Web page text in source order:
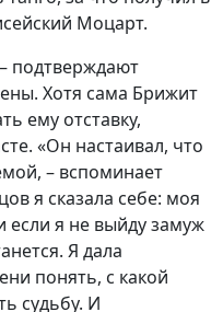
Моцарт.
подтверждают
Хотя сама Брижит
ему отставку,
«Он настаивал, что
– вспоминает
я сказала себе: моя
если я не выйду замуж
Я дала
понять, с какой
судьбу. И